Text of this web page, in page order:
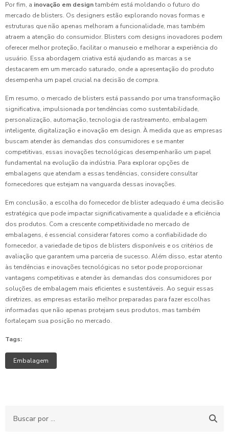
Por fim, a inovação em designtambém está moldando o futuro do
mercado de blisters. Os designers estão explorando novas formas e
estruturas que não apenas melhoram a funcionalidade, mas também
atraem a atenção do consumidor. Blisters com designs inovadores podem
oferecer melhor proteção, facilitar o manuseio e melhorar a experiência do
usuário. Essa abordagem criativa está ajudando as marcas a se
destacarem em um mercado saturado, onde a apresentação do produto
desempenha um papel crucial na decisão de compra.
Em resumo, o mercado de blisters está passando por uma transformação
significativa, impulsionada por tendências como sustentabilidade,
personalização, automação, tecnologia de rastreamento, embalagem
inteligente, digitalização e inovação em design. À medida que as empresas
buscam atender às demandas dos consumidores e se manter
competitivas, essas inovações tecnológicas desempenharão um papel
fundamental na evolução da indústria. Para explorar opções de
embalagens que atendam a essas tendências, considere consultar
fornecedores que estejam na vanguarda dessas inovações.
Em conclusão, a escolha do fornecedor de blister adequado é uma decisão
estratégica que pode impactar significativamente a qualidade e a eficiência
dos produtos. Com a crescente competitividade no mercado de
embalagens, é essencial considerar fatores como a confiabilidade do
fornecedor, a variedade de tipos de blisters disponíveis e os critérios de
avaliação que garantem uma parceria de sucesso. Além disso, estar atento
às tendências e inovações tecnológicas no setor pode proporcionar
vantagens competitivas e atender às demandas dos consumidores por
soluções de embalagem mais eficientes e sustentáveis. Ao seguir essas
diretrizes, as empresas estarão melhor preparadas para fazer escolhas
informadas que não apenas protejam seus produtos, mas também
fortaleçam sua posição no mercado.
Tags:
Embalagem